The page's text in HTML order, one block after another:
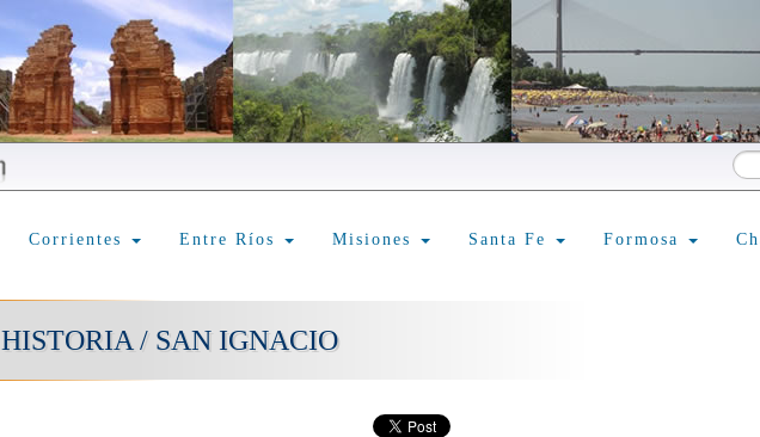
Corrientes Entre Ríos Misiones Santa Fe Formosa
HISTORIA / SAN IGNACIO